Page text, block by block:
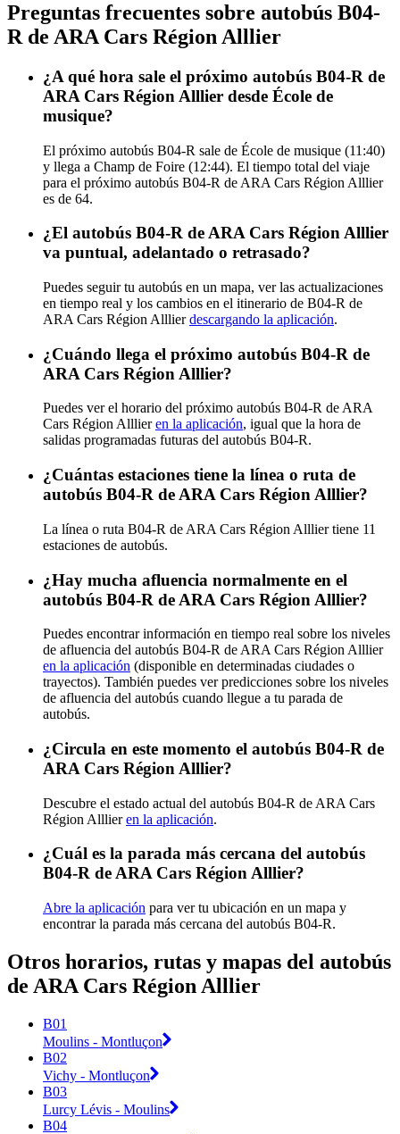
Preguntas frecuentes sobre autobús B04-
R de ARA Cars Région Alllier
¿A qué hora sale el próximo autobús B04-R de
ARA Cars Région Alllier desde École de
musique?
El próximo autobús B04-R sale de École de musique (11:40)
y llega a Champ de Foire (12:44). El tiempo total del viaje
para el próximo autobús B04-R de ARA Cars Région Alllier
es de 64.
¿El autobús B04-R de ARA Cars Région Alllier
va puntual, adelantado o retrasado?
Puedes seguir tu autobús en un mapa, ver las actualizaciones
en tiempo real y los cambios en el itinerario de B04-R de
ARA Cars Région Alllierdescargando la aplicación.
¿Cuándo llega el próximo autobús B04-R de
ARA Cars Région Alllier?
Puedes ver el horario del próximo autobús B04-R de ARA
Cars Région Alllieren la aplicación, igual que la hora de
salidas programadas futuras del autobús B04-R.
¿Cuántas estaciones tiene la línea o ruta de
autobús B04-R de ARA Cars Région Alllier?
La línea o ruta B04-R de ARA Cars Région Alllier tiene 11
estaciones de autobús.
¿Hay mucha afluencia normalmente en el
autobús B04-R de ARA Cars Région Alllier?
Puedes encontrar información en tiempo real sobre los niveles
de afluencia del autobús B04-R de ARA Cars Région Alllier
en la aplicación (disponible en determinadas ciudades o
trayectos). También puedes ver predicciones sobre los niveles
de afluencia del autobús cuando llegue a tu parada de
autobús.
¿Circula en este momento el autobús B04-R de
ARA Cars Région Alllier?
Descubre el estado actual del autobús B04-R de ARA Cars
Région Alllieren la aplicación.
¿Cuál es la parada más cercana del autobús
B04-R de ARA Cars Région Alllier?
Abre la aplicación para ver tu ubicación en un mapa y
encontrar la parada más cercana del autobús B04-R.
Otros horarios, rutas y mapas del autobús
de ARA Cars Région Alllier
B01
Moulins - Montluçon
B02
Vichy - Montluçon
B03
Lurcy Lévis - Moulins
B04